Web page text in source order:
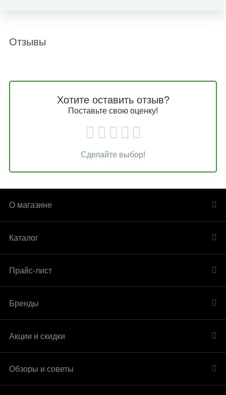
Отзывы
Хотите оставить отзыв?
Поставьте свою оценку!
Сделайте выбор!
О магазине
Каталог
Прайс-лист
Бренды
Акции и скидки
Обзоры и советы